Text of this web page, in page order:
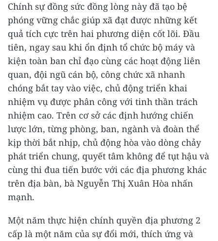
Chính sự đồng sức đồng lòng này đã tạo bệ
phóng vững chắc giúp xã đạt được những kết
quả tích cực trên hai phương diện cốt lõi. Đầu
tiên, ngay sau khi ổn định tổ chức bộ máy và
kiện toàn ban chỉ đạo cùng các hoạt động liên
quan, đội ngũ cán bộ, công chức xã nhanh
chóng bắt tay vào việc, chủ động triển khai
nhiệm vụ được phân công với tinh thần trách
nhiệm cao. Trên cơ sở các định hướng chiến
lược lớn, từng phòng, ban, ngành và đoàn thể
kịp thời bắt nhịp, chủ động hòa vào dòng chảy
phát triển chung, quyết tâm không để tụt hậu và
cùng thi đua tiến bước với các địa phương khác
trên địa bàn, bà Nguyễn Thị Xuân Hòa nhấn
mạnh.
Một năm thực hiện chính quyền địa phương 2
cấp là một năm của sự đổi mới, thích ứng và